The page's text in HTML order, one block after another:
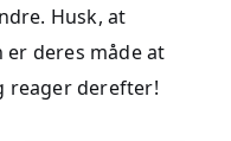
Husk, at
deres måde at
reager derefter!